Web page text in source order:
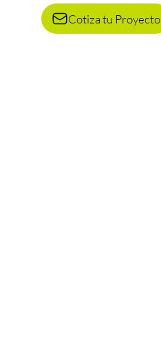
Cotiza tu Proyecto